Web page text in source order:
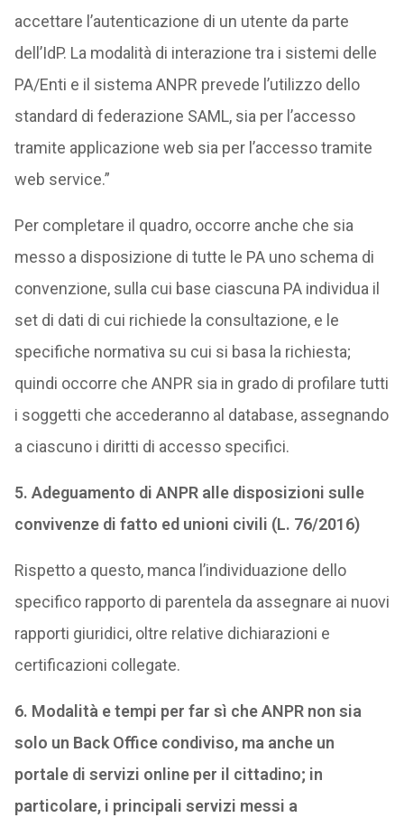
accettare l’autenticazione di un utente da parte
dell’IdP. La modalità di interazione tra i sistemi delle
PA/Enti e il sistema ANPR prevede l’utilizzo dello
standard di federazione SAML, sia per l’accesso
tramite applicazione web sia per l’accesso tramite
web service.”
Per completare il quadro, occorre anche che sia
messo a disposizione di tutte le PA uno schema di
convenzione, sulla cui base ciascuna PA individua il
set di dati di cui richiede la consultazione, e le
specifiche normativa su cui si basa la richiesta;
quindi occorre che ANPR sia in grado di profilare tutti
i soggetti che accederanno al database, assegnando
a ciascuno i diritti di accesso specifici.
5. Adeguamento di ANPR alle disposizioni sulle
convivenze di fatto ed unioni civili (L. 76/2016)
Rispetto a questo, manca l’individuazione dello
specifico rapporto di parentela da assegnare ai nuovi
rapporti giuridici, oltre relative dichiarazioni e
certificazioni collegate.
6. Modalità e tempi per far sì che ANPR non sia
solo un Back Office condiviso, ma anche un
portale di servizi online per il cittadino; in
particolare, i principali servizi messi a